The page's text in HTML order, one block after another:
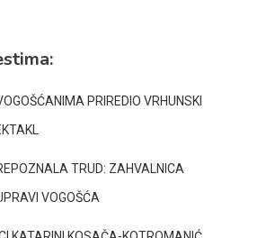
PRIREDIO VRHUNSKI
TRUD: ZAHVALNICA
VOGOŠĆA